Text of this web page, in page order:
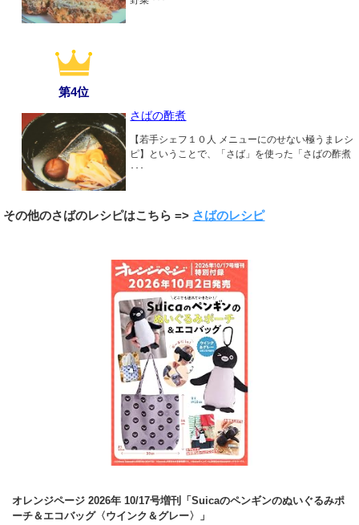
第4位
さばの酢煮
【若手シェフ１０人 メニューにのせない極うまレシ
ピ】ということで、「さば」を使った「さばの酢煮
･･･
その他のさばのレシピはこちら => さばのレシピ
オレンジページ 2026年 10/17号増刊「Suicaのペンギンのぬいぐるみポ
ーチ＆エコバッグ〈ウインク＆グレー〉」